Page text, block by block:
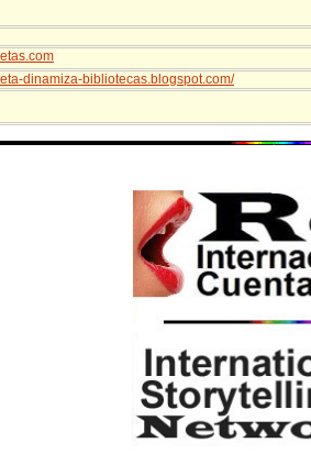
dinamiza-bibliotecas.blogspot.com/